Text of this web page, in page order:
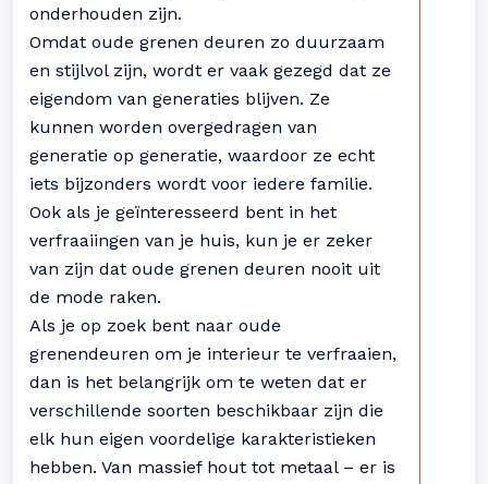
onderhouden zijn.
Omdat oude grenen deuren zo duurzaam
en stijlvol zijn, wordt er vaak gezegd dat ze
eigendom van generaties blijven. Ze
kunnen worden overgedragen van
generatie op generatie, waardoor ze echt
iets bijzonders wordt voor iedere familie.
Ook als je geïnteresseerd bent in het
verfraaiingen van je huis, kun je er zeker
van zijn dat oude grenen deuren nooit uit
de mode raken.
Als je op zoek bent naar oude
grenendeuren om je interieur te verfraaien,
dan is het belangrijk om te weten dat er
verschillende soorten beschikbaar zijn die
elk hun eigen voordelige karakteristieken
hebben. Van massief hout tot metaal – er is